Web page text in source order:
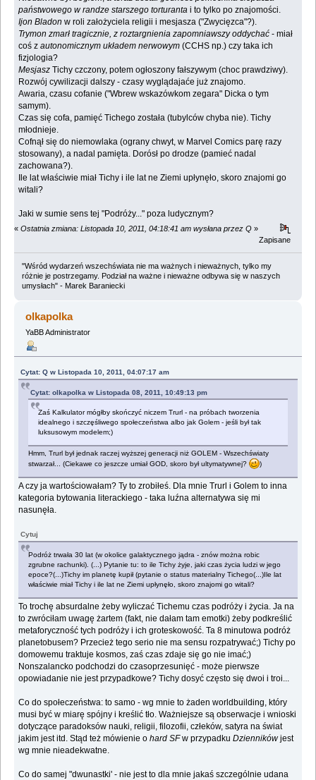
państwowego w randze starszego torturanta i to tylko po znajomości.
Ijon Bladon w roli założyciela religii i mesjasza ("Zwycięzca"?).
Trymon zmarł tragicznie, z roztargnienia zapomniawszy oddychać - miał
coś zautonomicznym układem nerwowym (CCHS np.) czy taka ich
fizjologia?
Mesjasz Tichy czczony, potem ogłoszony fałszywym (choc prawdziwy).
Rozwój cywilizacji dalszy - czasy wyglądajaće już znajomo.
Awaria, czasu cofanie ("Wbrew wskazówkom zegara" Dicka o tym
samym).
Czas się cofa, pamięć Tichego została (tubylców chyba nie). Tichy
młodnieje.
Cofnął się do niemowlaka (ograny chwyt, w Marvel Comics parę razy
stosowany), a nadal pamięta. Dorósł po drodze (pamieć nadal
zachowana?).
Ile lat właściwie miał Tichy i ile lat ne Ziemi upłynęło, skoro znajomi go
witali?
Jaki w sumie sens tej "Podróży..." poza ludycznym?
« Ostatnia zmiana: Listopada 10, 2011, 04:18:41 am wysłana przez Q »
Zapisane
"Wśród wydarzeń wszechświata nie ma ważnych i nieważnych, tylko my
różnie je postrzegamy. Podział na ważne i nieważne odbywa się w naszych
umysłach" - Marek Baraniecki
olkapolka
YaBB Administrator
Cytat: Q w Listopada 10, 2011, 04:07:17 am
Cytat: olkapolka w Listopada 08, 2011, 10:49:13 pm
Zaś Kalkulator mógłby skończyć niczem Trurl - na próbach tworzenia
idealnego i szczęśliwego społeczeństwa albo jak Golem - jeśli był tak
luksusowym modelem;)
Hmm, Trurl był jednak raczej wyższej generacji niż GOLEM - Wszechświaty
stwarzał... (Ciekawe co jeszcze umiał GOD, skoro był ultymatywnej?
)
A czy ja wartościowałam? Ty to zrobiłeś. Dla mnie Trurl i Golem to inna
kategoria bytowania literackiego - taka luźna alternatywa się mi
nasunęła.
Cytuj
Podróż trwała 30 lat (w okolice galaktycznego jądra - znów można robic
zgrubne rachunki). (...) Pytanie tu: to ile Tichy żyje, jaki czas życia ludzi w jego
epoce?(...)Tichy im planetę kupił (pytanie o status materialny Tichego(...)Ile lat
właściwie miał Tichy i ile lat ne Ziemi upłynęło, skoro znajomi go witali?
To trochę absurdalne żeby wyliczać Tichemu czas podróży i życia. Ja na
to zwróciłam uwagę żartem (fakt, nie dałam tam emotki) żeby podkreślić
metaforyczność tych podróży i ich groteskowość. Ta 8 minutowa podróż
planetobusem? Przecież tego serio nie ma sensu rozpatrywać;) Tichy po
domowemu traktuje kosmos, zaś czas zdaje się go nie imać;)
Nonszalancko podchodzi do czasoprzesunięć - może pierwsze
opowiadanie nie jest przypadkowe? Tichy dosyć często się dwoi i troi...
Co do społeczeństwa: to samo - wg mnie to żaden worldbuilding, który
musi być w miarę spójny i kreślić tło. Ważniejsze są obserwacje i wnioski
dotyczące paradoksów nauki, religii, filozofii, człeków, satyra na świat
jakim jest itd. Stąd też mówienie ohard SFw przypadkuDziennikówjest
wg mnie nieadekwatne.
Co do samej "dwunastki' - nie jest to dla mnie jakaś szczególnie udana